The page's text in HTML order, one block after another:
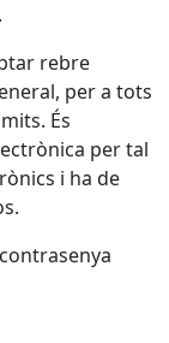
rebre
per a tots
És
per tal
i ha de